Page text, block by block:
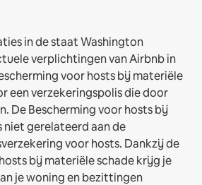
in de staat Washington
verplichtingen van Airbnb in
voor hosts bij materiële
een verzekeringspolis die door
De Bescherming voor hosts bij
niet gerelateerd aan de
voor hosts. Dankzij de
bij materiële schade krijg je
je woning en bezittingen